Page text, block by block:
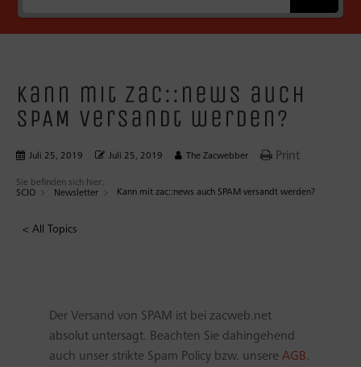
Kann mit zac::news auch
SPAM versandt werden?
Juli 25, 2019 Juli 25, 2019 The Zacwebber Print
Sie befinden sich hier:
SCIO
Newsletter Kann mit zac::news auch SPAM versandt werden?
< All Topics
Der Versand von SPAM ist bei zacweb.net
absolut untersagt. Beachten Sie dahingehend
auch unser strikte Spam Policy bzw. unsere AGB.